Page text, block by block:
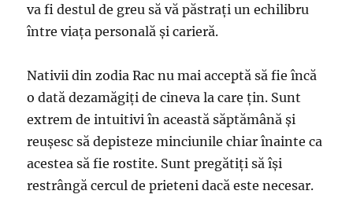
va fi destul de greu să vă păstraţi un echilibru
între viaţa personală şi carieră.
Nativii din zodia Rac nu mai acceptă să fie încă
o dată dezamăgiți de cineva la care țin. Sunt
extrem de intuitivi în această săptămână și
reușesc să depisteze minciunile chiar înainte ca
acestea să fie rostite. Sunt pregătiți să își
restrângă cercul de prieteni dacă este necesar.